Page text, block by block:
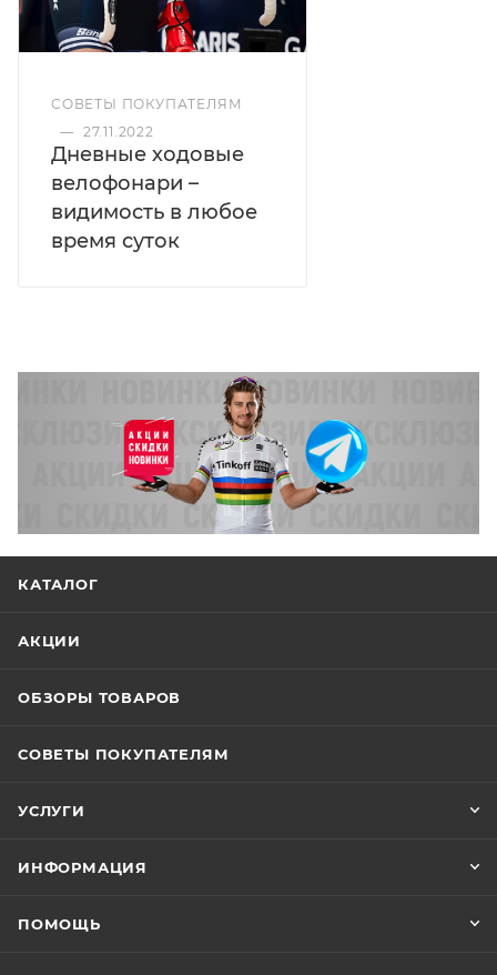
СОВЕТЫ ПОКУПАТЕЛЯМ
— 27.11.2022
Дневные ходовые
велофонари –
видимость в любое
время суток
КАТАЛОГ
АКЦИИ
ОБЗОРЫ ТОВАРОВ
СОВЕТЫ ПОКУПАТЕЛЯМ
УСЛУГИ
ИНФОРМАЦИЯ
ПОМОЩЬ